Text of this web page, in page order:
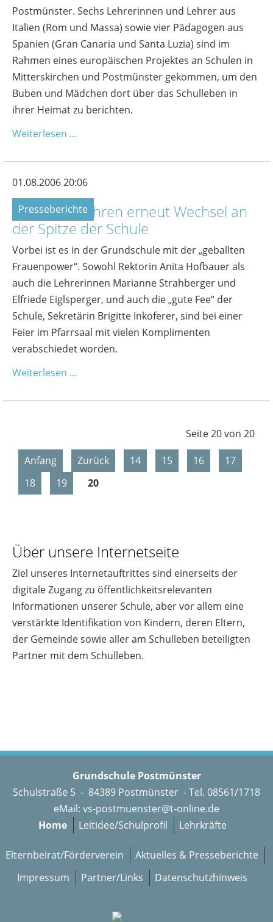
Postmünster. Sechs Lehrerinnen und Lehrer aus
Italien (Rom und Massa) sowie vier Pädagogen aus
Spanien (Gran Canaria und Santa Luzia) sind im
Rahmen eines europäischen Projektes an Schulen in
Mitterskirchen und Postmünster gekommen, um den
Buben und Mädchen dort über das Schulleben in
ihrer Heimat zu berichten.
Weiterlesen …
01.08.2006 20:06
Presseberichte
Nach zwei Jahren erneut Wechsel an
der Spitze der Schule
Vorbei ist es in der Grundschule mit der „geballten
Frauenpower“. Sowohl Rektorin Anita Hofbauer als
auch die Lehrerinnen Marianne Strahberger und
Elfriede Eiglsperger, und auch die „gute Fee“ der
Schule, Sekretärin Brigitte Inkoferer, sind bei einer
Feier im Pfarrsaal mit vielen Komplimenten
verabschiedet worden.
Weiterlesen …
Seite 20 von 20
Anfang
Zurück 14 15 16
17
18
19 20
Über unsere Internetseite
Ziel unseres Internetauftrittes sind einerseits der
digitale Zugang zu öffentlichkeitsrelevanten
Informationen unserer Schule, aber vor allem eine
verstärkte Identifikation von Kindern, deren Eltern,
der Gemeinde sowie aller am Schulleben beteiligten
Partner mit dem Schulleben.
Grundschule Postmünster
Schulstraße 5 - 84389 Postmünster - Tel. 08561/1718
eMail: vs-postmuenster@t-online.de
Home
Leitidee/Schulprofil Lehrkräfte
Elternbeirat/Förderverein
Aktuelles & Presseberichte
Impressum
Partner/Links Datenschutzhinweis